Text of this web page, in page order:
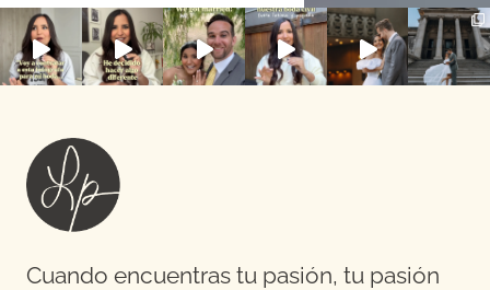
Cuando encuentras tu pasión, tu pasión